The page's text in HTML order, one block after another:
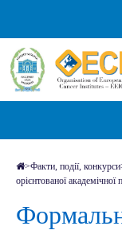
>Факти, події, конкурси
орієнтованої академічної